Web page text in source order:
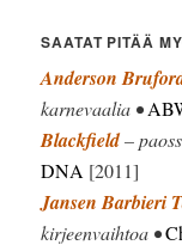
SAATAT PITÄÄ
Anderson
karnevaalia •
Blackfield–
DNA [2011]
Jansen Barbieri
kirjeenvaihtoa •